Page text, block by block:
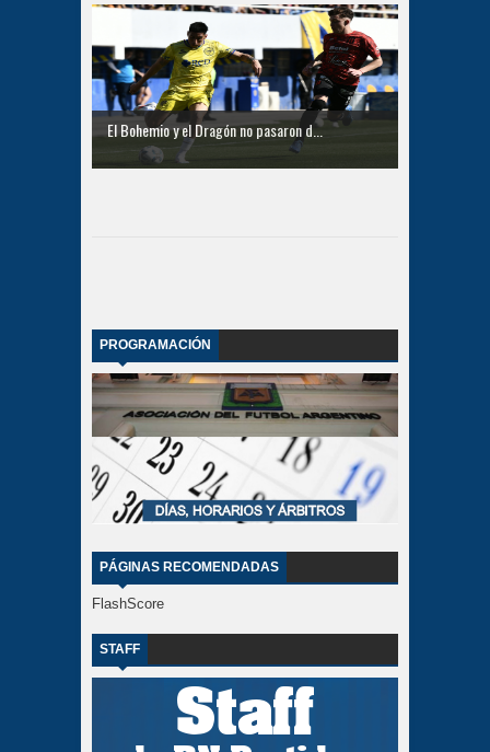
El Bohemio y el Dragón no pasaron d...
PROGRAMACIÓN
PÁGINAS RECOMENDADAS
FlashScore
STAFF